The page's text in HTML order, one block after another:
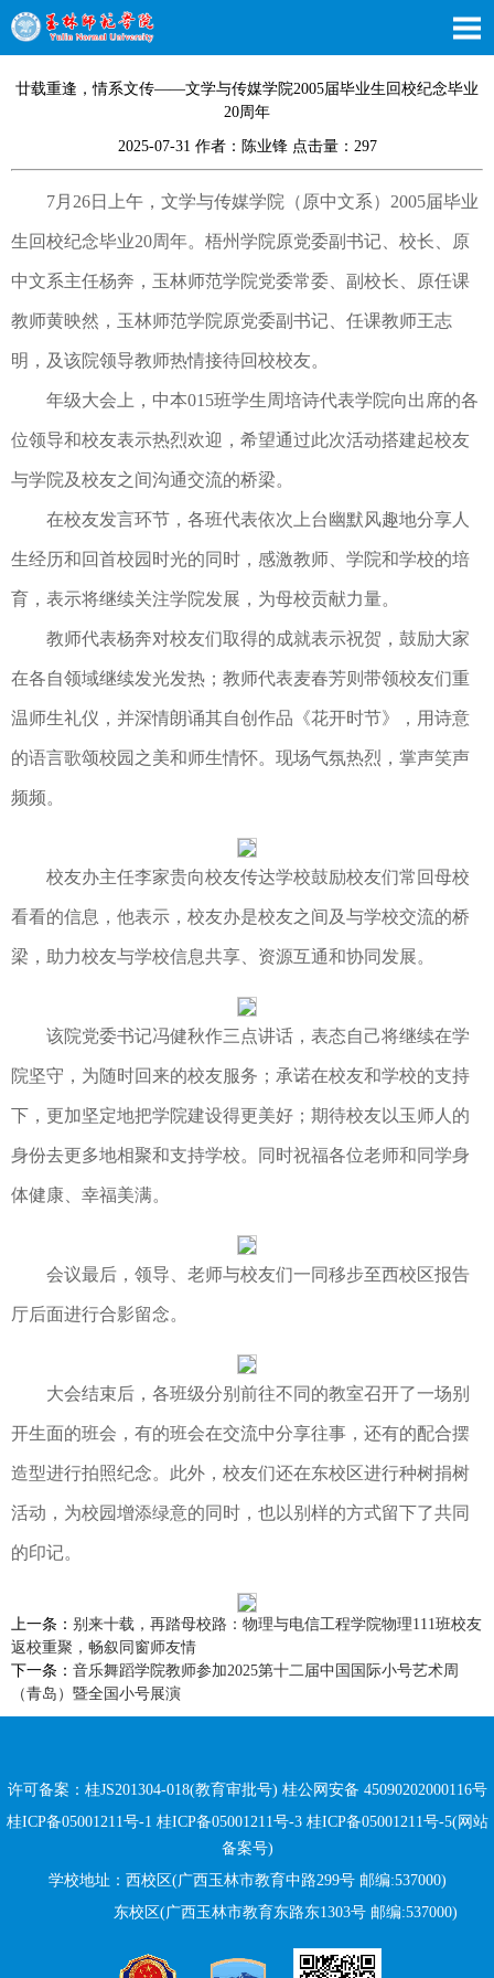
廿载重逢，情系文传——文学与传媒学院2005届毕业生回校纪念毕业
20周年
2025-07-31 作者：陈业锋 点击量： 297
7月26日上午，文学与传媒学院（原中文系）2005届毕业
生回校纪念毕业20周年。梧州学院原党委副书记、校长、原
中文系主任杨奔，玉林师范学院党委常委、副校长、原任课
教师黄映然，玉林师范学院原党委副书记、任课教师王志
明，及该院领导教师热情接待回校校友。
年级大会上，中本015班学生周培诗代表学院向出席的各
位领导和校友表示热烈欢迎，希望通过此次活动搭建起校友
与学院及校友之间沟通交流的桥梁。
在校友发言环节，各班代表依次上台幽默风趣地分享人
生经历和回首校园时光的同时，感激教师、学院和学校的培
育，表示将继续关注学院发展，为母校贡献力量。
教师代表杨奔对校友们取得的成就表示祝贺，鼓励大家
在各自领域继续发光发热；教师代表麦春芳则带领校友们重
温师生礼仪，并深情朗诵其自创作品《花开时节》，用诗意
的语言歌颂校园之美和师生情怀。现场气氛热烈，掌声笑声
频频。
校友办主任李家贵向校友传达学校鼓励校友们常回母校
看看的信息，他表示，校友办是校友之间及与学校交流的桥
梁，助力校友与学校信息共享、资源互通和协同发展。
该院党委书记冯健秋作三点讲话，表态自己将继续在学
院坚守，为随时回来的校友服务；承诺在校友和学校的支持
下，更加坚定地把学院建设得更美好；期待校友以玉师人的
身份去更多地相聚和支持学校。同时祝福各位老师和同学身
体健康、幸福美满。
会议最后，领导、老师与校友们一同移步至西校区报告
厅后面进行合影留念。
大会结束后，各班级分别前往不同的教室召开了一场别
开生面的班会，有的班会在交流中分享往事，还有的配合摆
造型进行拍照纪念。此外，校友们还在东校区进行种树捐树
活动，为校园增添绿意的同时，也以别样的方式留下了共同
的印记。
上一条： 别来十载，再踏母校路：物理与电信工程学院物理111班校友
返校重聚，畅叙同窗师友情
下一条： ​音乐舞蹈学院教师参加2025第十二届中国国际小号艺术周
（青岛）暨全国小号展演
许可备案：桂JS201304-018(教育审批号) 桂公网安备 45090202000116号
桂ICP备05001211号-1 桂ICP备05001211号-3 桂ICP备05001211号-5(网站
备案号)
学校地址：西校区(广西玉林市教育中路299号 邮编:537000)
东校区(广西玉林市教育东路东1303号 邮编:537000)